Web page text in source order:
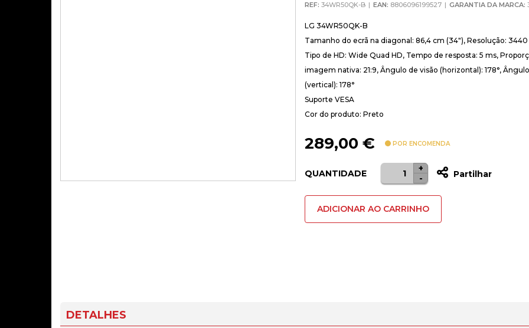
REF: 34WR50QK-B EAN: 8806096199527 GARANTIA DA MARCA:
LG 34WR50QK-B
Tamanho do ecrã na diagonal: 86,4 cm (34″), Resolução: 3440
Tipo de HD: Wide Quad HD, Tempo de resposta: 5 ms,
imagem nativa: 21:9, Ângulo de visão (horizontal): 178°,
(vertical): 178°
Suporte VESA
Cor do produto: Preto
289,00 € POR ENCOMENDA
QUANTIDADE
Quantidade
de
Monitor
Curvo
-
+
Partilhar
ADICIONAR AO CARRINHO
DETALHES